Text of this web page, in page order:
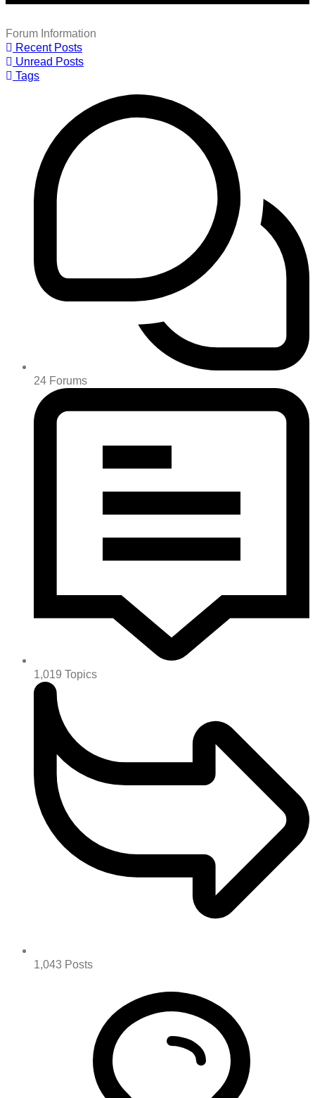
Forum Information
Recent Posts
Unread Posts
Tags
24 Forums
1,019 Topics
1,043 Posts